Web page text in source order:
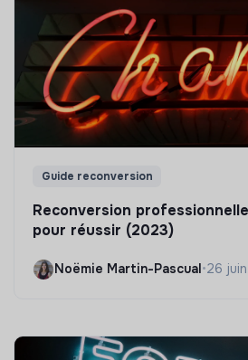
Guide reconversion
Reconversion
pour réussir (2023)
Noëmie Martin-Pascual •26